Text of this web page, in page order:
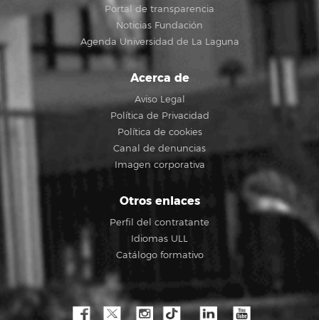
Portal de transparencia
Noticias Fundación
Agenda Universidad de La Laguna
Acerca de
Aviso Legal
Política de Privacidad
Política de cookies
Canal de denuncias
Imagen corporativa
Otros enlaces
Perfil del contratante
Idiomas ULL
Catálogo formativo